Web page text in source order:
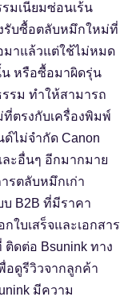
มเนียมซ่อนเร้น
รับซื้อตลับหมึกใหม่ที่
าแล้วแต่ใช้ไม่หมด
น หรือซื้อมาผิดรุ่น
รม ทำให้สามารถ
ตรงกับเครื่องพิมพ์
ไม่จำกัด Canon
ละอื่นๆ อีกมากมาย
รตลับหมึกเก่า
B2B ที่มีราคา
ใบเสร็จและเอกสาร
ติดต่อ Bsunink ทาง
อดูรีวิวจากลูกค้า
มีความ